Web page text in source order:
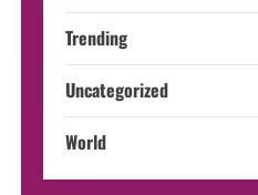
Trending
Uncategorized
World